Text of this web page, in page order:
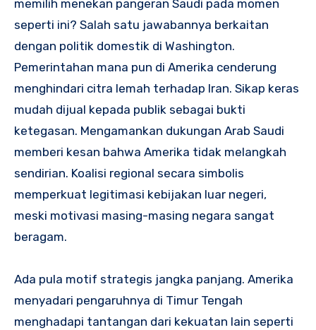
memilih menekan pangeran Saudi pada momen
seperti ini? Salah satu jawabannya berkaitan
dengan politik domestik di Washington.
Pemerintahan mana pun di Amerika cenderung
menghindari citra lemah terhadap Iran. Sikap keras
mudah dijual kepada publik sebagai bukti
ketegasan. Mengamankan dukungan Arab Saudi
memberi kesan bahwa Amerika tidak melangkah
sendirian. Koalisi regional secara simbolis
memperkuat legitimasi kebijakan luar negeri,
meski motivasi masing-masing negara sangat
beragam.
Ada pula motif strategis jangka panjang. Amerika
menyadari pengaruhnya di Timur Tengah
menghadapi tantangan dari kekuatan lain seperti